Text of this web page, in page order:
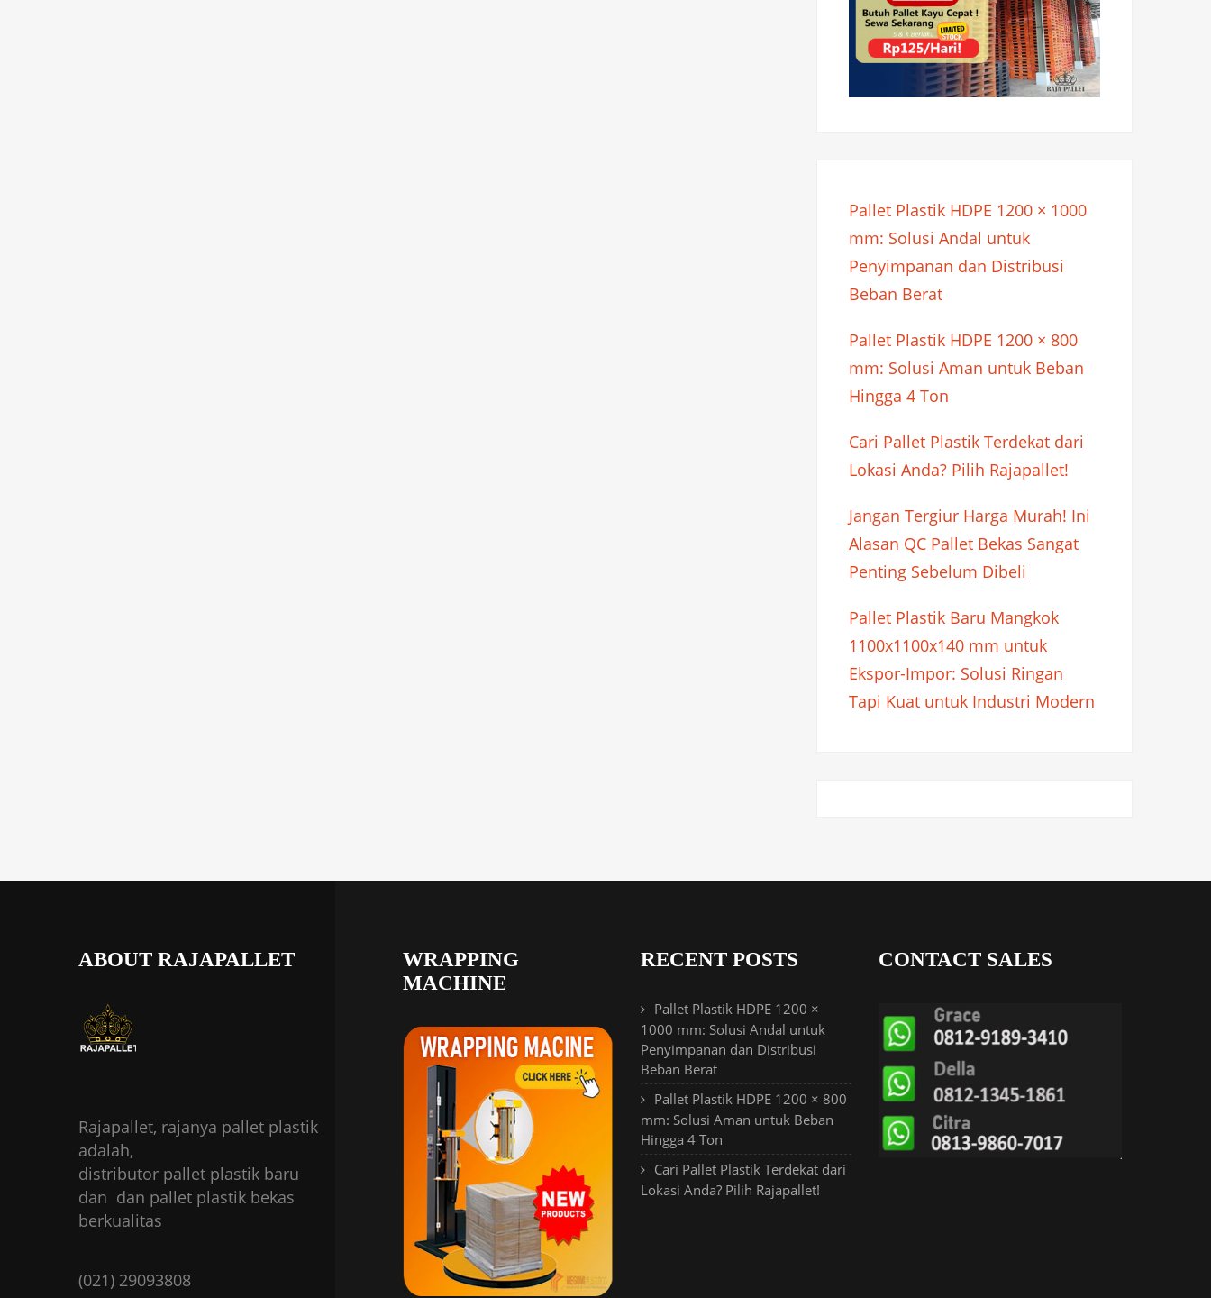
Pallet Plastik HDPE 1200 × 1000
mm: Solusi Andal untuk
Penyimpanan dan Distribusi
Beban Berat
Pallet Plastik HDPE 1200 × 800
mm: Solusi Aman untuk Beban
Hingga 4 Ton
Cari Pallet Plastik Terdekat dari
Lokasi Anda? Pilih Rajapallet!
Jangan Tergiur Harga Murah! Ini
Alasan QC Pallet Bekas Sangat
Penting Sebelum Dibeli
Pallet Plastik Baru Mangkok
1100x1100x140 mm untuk
Ekspor-Impor: Solusi Ringan
Tapi Kuat untuk Industri Modern
ABOUT RAJAPALLET
Rajapallet, rajanya pallet plastik
adalah,
distributor pallet plastik baru
dan dan pallet plastik bekas
berkualitas
(021) 29093808
WRAPPING
MACHINE
RECENT POSTS
Pallet Plastik HDPE 1200 ×
1000 mm: Solusi Andal untuk
Penyimpanan dan Distribusi
Beban Berat
Pallet Plastik HDPE 1200 × 800
mm: Solusi Aman untuk Beban
Hingga 4 Ton
Cari Pallet Plastik Terdekat dari
Lokasi Anda? Pilih Rajapallet!
CONTACT SALES